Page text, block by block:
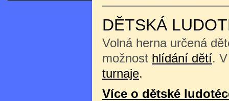
DĚTSKÁ
Volná herna určená
možnost hlídání dětí.
turnaje.
Více o dětské